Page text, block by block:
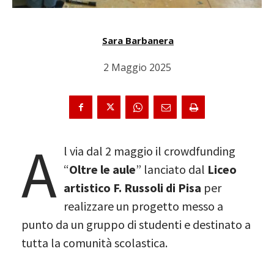
Sara Barbanera
2 Maggio 2025
A l via dal 2 maggio il crowdfunding
“Oltre le aule” lanciato dal Liceo
artistico F. Russoli di Pisa per
realizzare un progetto messo a
punto da un gruppo di studenti e destinato a
tutta la comunità scolastica.